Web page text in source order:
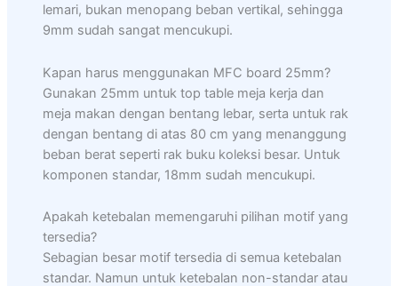
lemari, bukan menopang beban vertikal, sehingga
9mm sudah sangat mencukupi.
Kapan harus menggunakan MFC board 25mm?
Gunakan 25mm untuk top table meja kerja dan
meja makan dengan bentang lebar, serta untuk rak
dengan bentang di atas 80 cm yang menanggung
beban berat seperti rak buku koleksi besar. Untuk
komponen standar, 18mm sudah mencukupi.
Apakah ketebalan memengaruhi pilihan motif yang
tersedia?
Sebagian besar motif tersedia di semua ketebalan
standar. Namun untuk ketebalan non-standar atau